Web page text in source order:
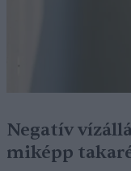
Negatív
miképp